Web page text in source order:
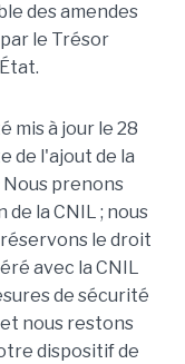
des amendes
le Trésor
mis à jour le 28
de l'ajout de la
Nous prenons
la CNIL ; nous
le droit
avec la CNIL
de sécurité
nous restons
dispositif de